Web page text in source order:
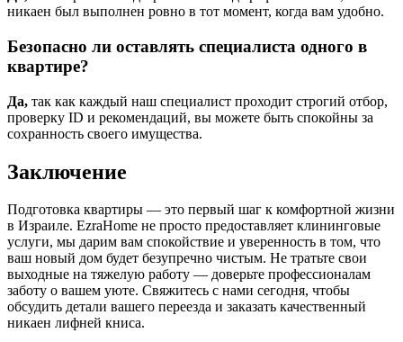
никаен был выполнен ровно в тот момент, когда вам удобно.
Безопасно ли оставлять специалиста одного в
квартире?
Да, так как каждый наш специалист проходит строгий отбор,
проверку ID и рекомендаций, вы можете быть спокойны за
сохранность своего имущества.
Заключение
Подготовка квартиры — это первый шаг к комфортной жизни
в Израиле. EzraHome не просто предоставляет клининговые
услуги, мы дарим вам спокойствие и уверенность в том, что
ваш новый дом будет безупречно чистым. Не тратьте свои
выходные на тяжелую работу — доверьте профессионалам
заботу о вашем уюте. Свяжитесь с нами сегодня, чтобы
обсудить детали вашего переезда и заказать качественный
никаен лифней книса.